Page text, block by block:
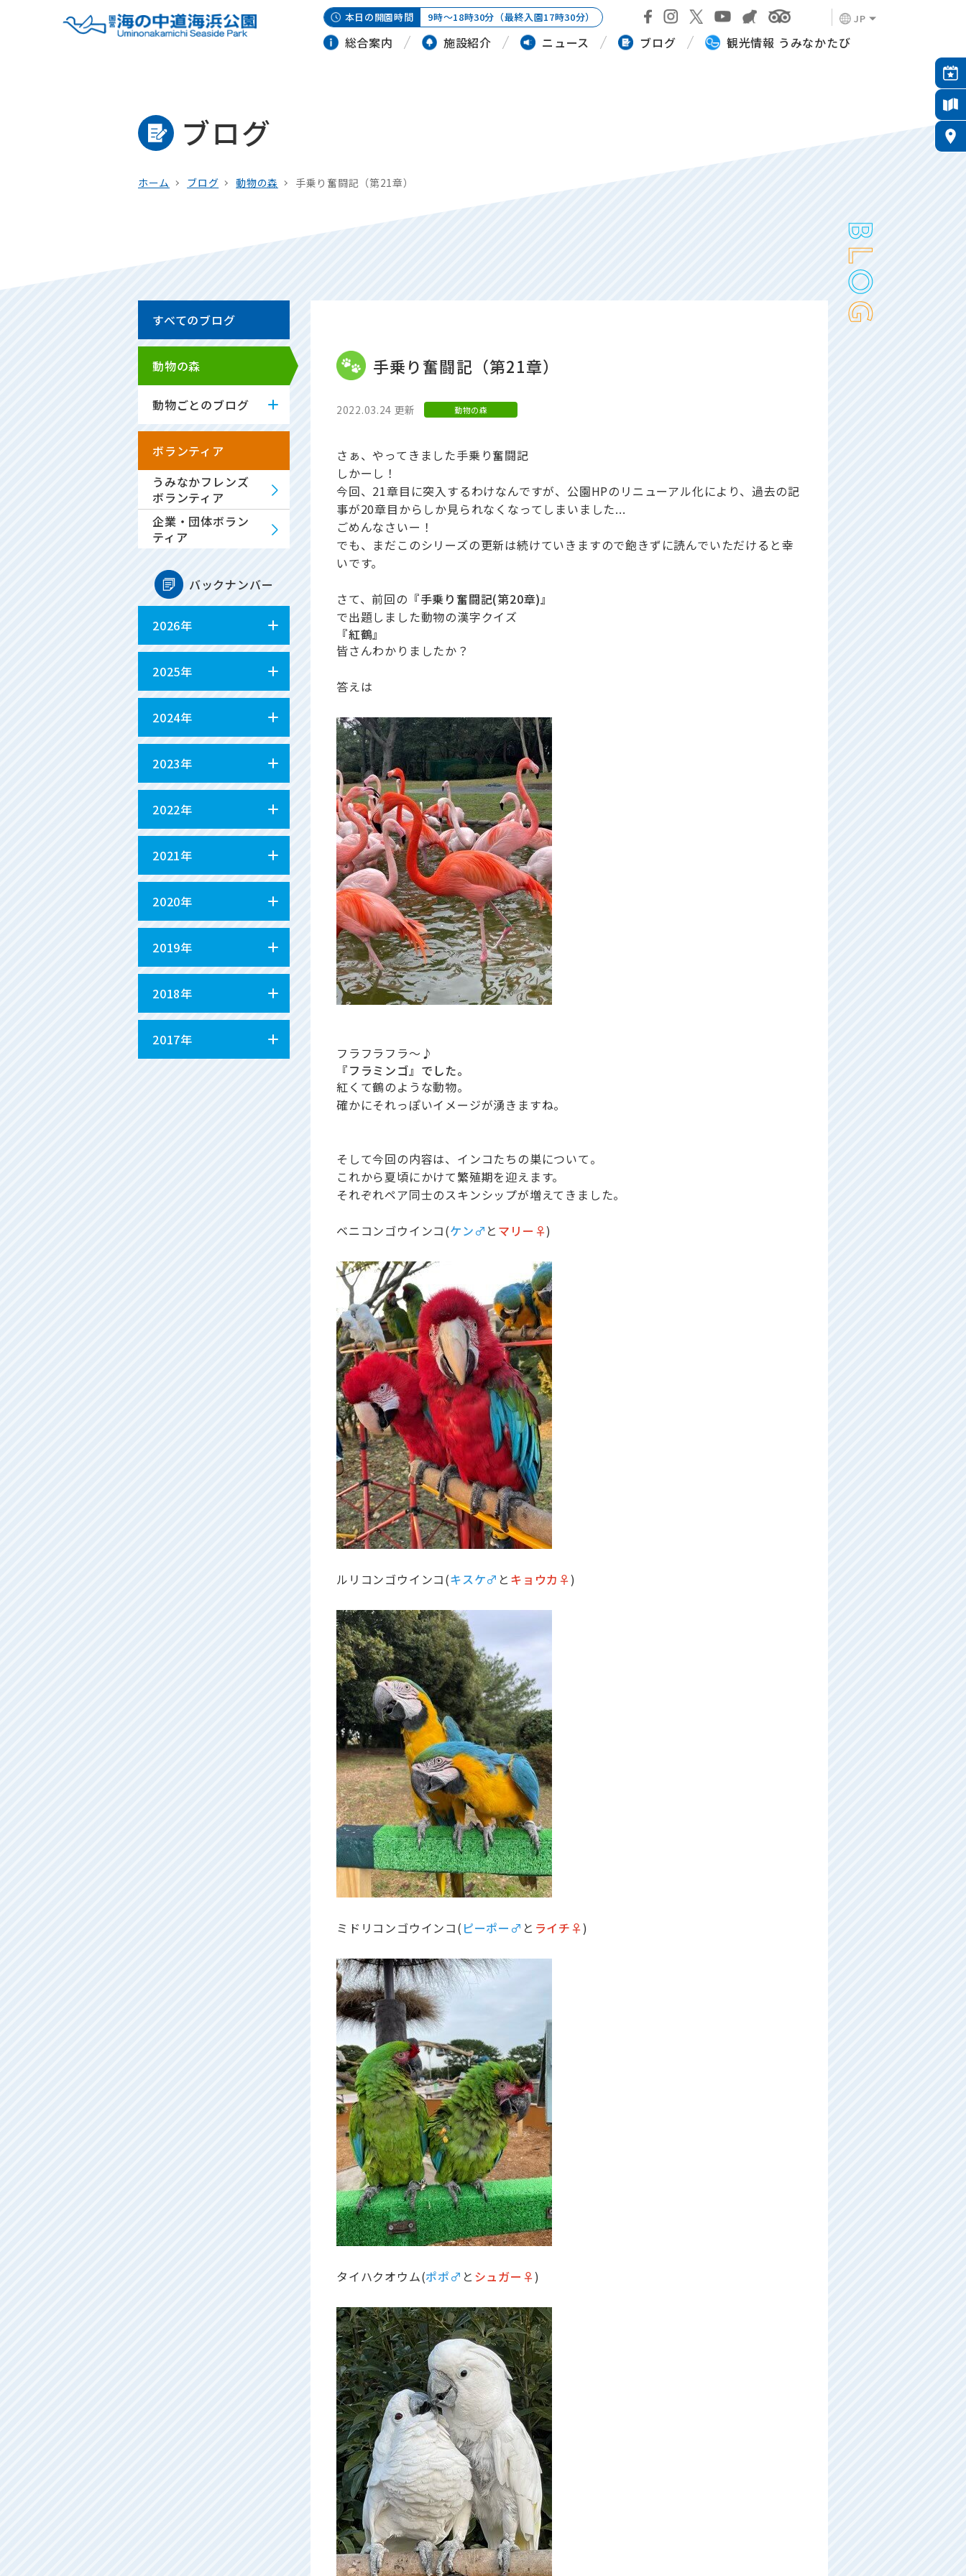
本日の開園時間 9時～18時30分（最終入園17時30分） JP
総合案内 施設紹介 ニュース ブログ 観光情報 うみなかたび
ブログ
ホーム ブログ 動物の森 手乗り奮闘記（第21章）
すべてのブログ
動物の森
動物ごとのブログ
ボランティア
うみなかフレンズ
ボランティア
企業・団体ボラン
ティア
バックナンバー
2026年
2025年
2024年
2023年
2022年
2021年
2020年
2019年
2018年
2017年
手乗り奮闘記（第21章）
2022.03.24 更新 動物の森
さぁ、やってきました手乗り奮闘記
しかーし！
今回、21章目に突入するわけなんですが、公園HPのリニューアル化により、過去の記
事が20章目からしか見られなくなってしまいました...
ごめんなさいー！
でも、まだこのシリーズの更新は続けていきますので飽きずに読んでいただけると幸
いです。
さて、前回の 『手乗り奮闘記(第20章)』
で出題しました動物の漢字クイズ
『紅鶴』
皆さんわかりましたか？
答えは
フラフラフラ〜♪
『フラミンゴ』でした。
紅くて鶴のような動物。
確かにそれっぽいイメージが湧きますね。
そして今回の内容は、インコたちの巣について。
これから夏頃にかけて繁殖期を迎えます。
それぞれペア同士のスキンシップが増えてきました。
ベニコンゴウインコ(ケン♂ と マリー♀)
ルリコンゴウインコ(キスケ♂ と キョウカ♀)
ミドリコンゴウインコ( ピーポー♂ と ライチ♀)
タイハクオウム(ポポ♂ と シュガー♀)